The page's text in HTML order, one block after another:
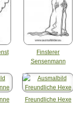
Finsterer
Sensenmann
Freundliche Hexe